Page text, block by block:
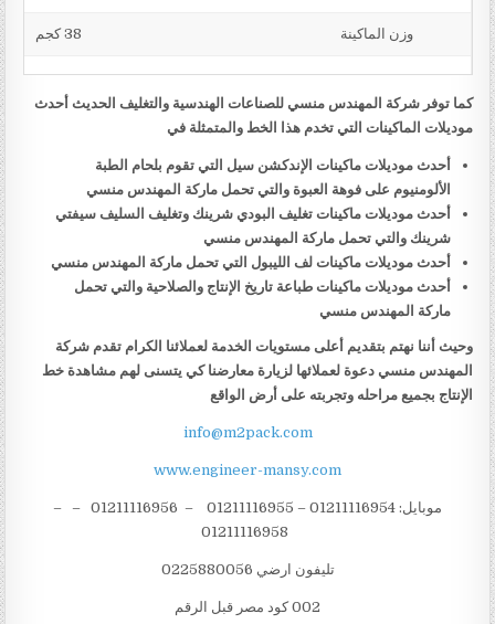
وزن الماكينة 38 كجم
كما توفر شركة المهندس منسي للصناعات الهندسية والتغليف الحديث أحدث
موديلات الماكينات التي تخدم هذا الخط والمتمثلة في
أحدث موديلات ماكينات الإندكشن سيل التي تقوم بلحام الطبة
الألومنيوم على فوهة العبوة والتي تحمل ماركة المهندس منسي
أحدث موديلات ماكينات تغليف البودي شرينك وتغليف السليف سيفتي
شرينك والتي تحمل ماركة المهندس منسي
أحدث موديلات ماكينات لف الليبول التي تحمل ماركة المهندس منسي
أحدث موديلات ماكينات طباعة تاريخ الإنتاج والصلاحية والتي تحمل
ماركة المهندس منسي
وحيث أننا نهتم بتقديم أعلى مستويات الخدمة لعملائنا الكرام تقدم شركة
المهندس منسي دعوة لعملائها لزيارة معارضنا كي يتسنى لهم مشاهدة خط
الإنتاج بجميع مراحله وتجربته على أرض الواقع
info@m2pack.com
www.engineer-mansy.com
موبايل: 01211116954 – 01211116955 – 01211116956 – –
تليفون ارضي 0225880056
002 كود مصر قبل الرقم